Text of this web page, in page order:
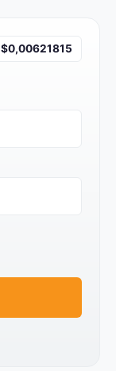
$0,00621815